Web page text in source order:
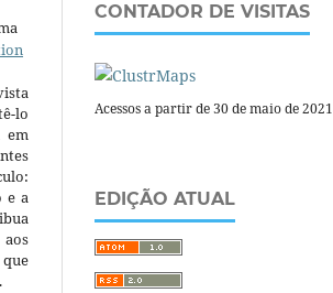
lo
em
e a
CONTADOR DE VISITAS
Acessos a partir de 30 de maio de 2021
EDIÇÃO ATUAL